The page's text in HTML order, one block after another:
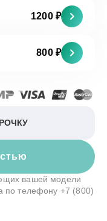
1200 ₽
800 ₽
вашей модели
по телефону +7 (800)